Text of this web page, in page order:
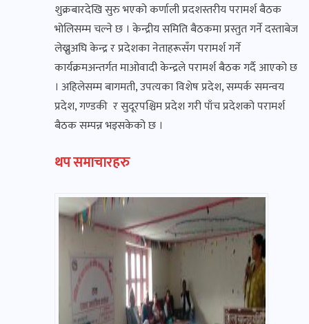
शुक्रबारदेखि सुरु भएको कर्णाली प्रदशस्तरीय परामर्श बैठक
भोलिसम्म चल्ने छ । केन्द्रीय समिति बैठकमा प्रस्तुत गर्ने दस्ताबेज
लेख्नुअघि केन्द्र र प्रदेशका नेताहरूसँग परामर्श गर्ने
कार्यक्रमअन्तर्गत माओवादी केन्द्रले परामर्श बैठक गर्दै आएको छ
। अहिलेसम्म बागमती, उपत्यका विशेष प्रदेश, सम्पर्क समन्वय
प्रदेश, गण्डकी र सुदूरपश्चिम प्रदेश गरी पाँच प्रदेशको परामर्श
बैठक सम्पन्न भइसकेको छ ।
थप समाचारहरु